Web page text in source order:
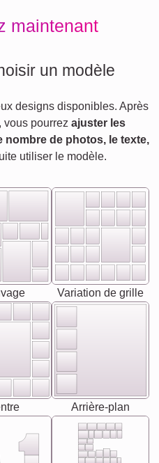
maintenant
un modèle
designs disponibles. Après
vous pourrez ajuster les
nombre de photos, le texte,
utiliser le modèle.
Variation de grille
Arrière-plan